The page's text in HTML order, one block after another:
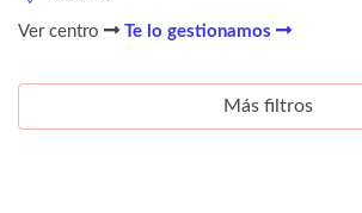
Ver centro Te lo gestionamos
Más filtros